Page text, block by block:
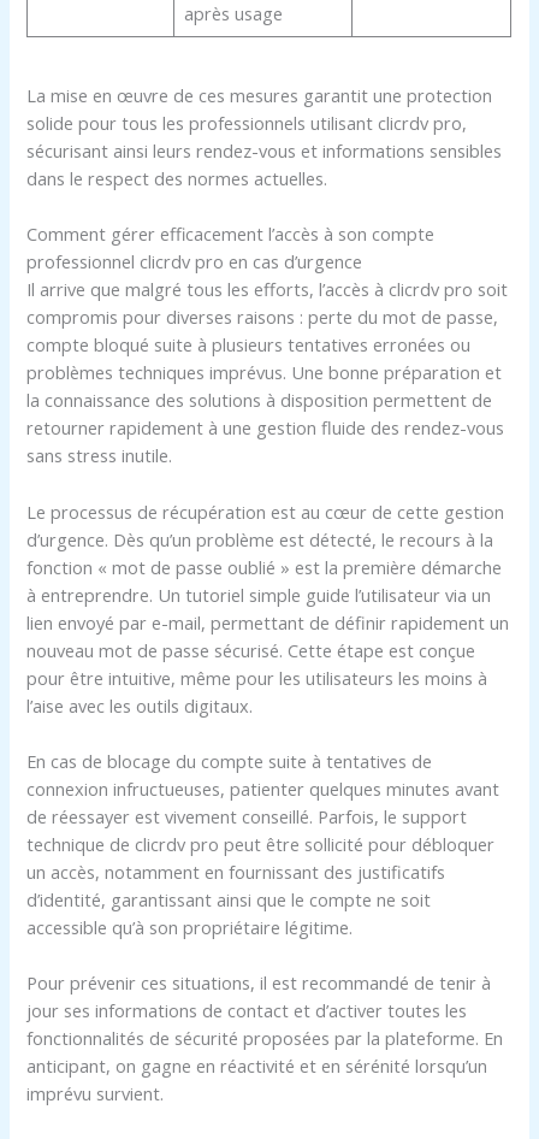
après usage
La mise en œuvre de ces mesures garantit une protection
solide pour tous les professionnels utilisant clicrdv pro,
sécurisant ainsi leurs rendez-vous et informations sensibles
dans le respect des normes actuelles.
Comment gérer efficacement l’accès à son compte
professionnel clicrdv pro en cas d’urgence
Il arrive que malgré tous les efforts, l’accès à clicrdv pro soit
compromis pour diverses raisons : perte du mot de passe,
compte bloqué suite à plusieurs tentatives erronées ou
problèmes techniques imprévus. Une bonne préparation et
la connaissance des solutions à disposition permettent de
retourner rapidement à une gestion fluide des rendez-vous
sans stress inutile.
Le processus de récupération est au cœur de cette gestion
d’urgence. Dès qu’un problème est détecté, le recours à la
fonction « mot de passe oublié » est la première démarche
à entreprendre. Un tutoriel simple guide l’utilisateur via un
lien envoyé par e-mail, permettant de définir rapidement un
nouveau mot de passe sécurisé. Cette étape est conçue
pour être intuitive, même pour les utilisateurs les moins à
l’aise avec les outils digitaux.
En cas de blocage du compte suite à tentatives de
connexion infructueuses, patienter quelques minutes avant
de réessayer est vivement conseillé. Parfois, le support
technique de clicrdv pro peut être sollicité pour débloquer
un accès, notamment en fournissant des justificatifs
d’identité, garantissant ainsi que le compte ne soit
accessible qu’à son propriétaire légitime.
Pour prévenir ces situations, il est recommandé de tenir à
jour ses informations de contact et d’activer toutes les
fonctionnalités de sécurité proposées par la plateforme. En
anticipant, on gagne en réactivité et en sérénité lorsqu’un
imprévu survient.